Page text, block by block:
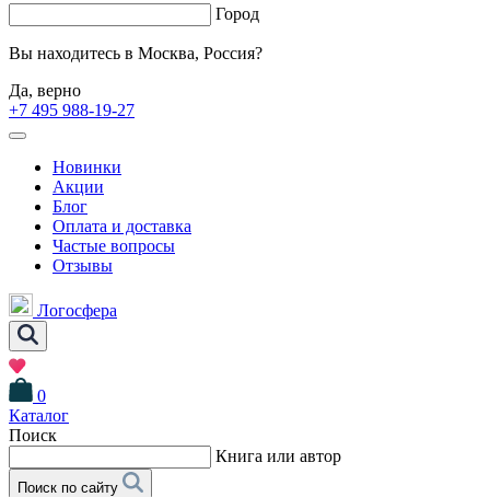
Город
Вы находитесь в Москва, Россия?
Да, верно
+7 495 988-19-27
Новинки
Акции
Блог
Оплата и доставка
Частые вопросы
Отзывы
Логосфера
0
Каталог
Поиск
Книга или автор
Поиск по сайту